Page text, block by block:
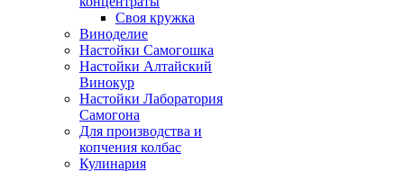
Своя кружка
Виноделие
Настойки Самогошка
Настойки Алтайский
Винокур
Настойки Лаборатория
Самогона
Для производства и
копчения колбас
Кулинария